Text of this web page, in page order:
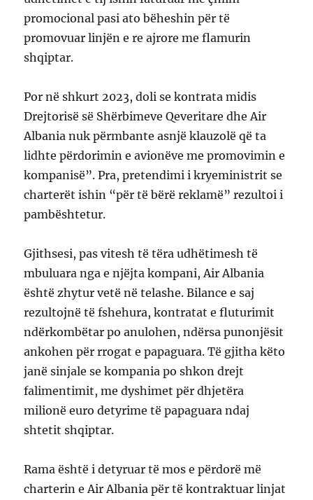
promocional pasi ato bëheshin për të
promovuar linjën e re ajrore me flamurin
shqiptar.
Por në shkurt 2023, doli se kontrata midis
Drejtorisë së Shërbimeve Qeveritare dhe Air
Albania nuk përmbante asnjë klauzolë që ta
lidhte përdorimin e avionëve me promovimin e
kompanisë”. Pra, pretendimi i kryeministrit se
charterët ishin “për të bërë reklamë” rezultoi i
pambështetur.
Gjithsesi, pas vitesh të tëra udhëtimesh të
mbuluara nga e njëjta kompani, Air Albania
është zhytur vetë në telashe. Bilance e saj
rezultojnë të fshehura, kontratat e fluturimit
ndërkombëtar po anulohen, ndërsa punonjësit
ankohen për rrogat e papaguara. Të gjitha këto
janë sinjale se kompania po shkon drejt
falimentimit, me dyshimet për dhjetëra
milionë euro detyrime të papaguara ndaj
shtetit shqiptar.
Rama është i detyruar të mos e përdorë më
charterin e Air Albania për të kontraktuar linjat